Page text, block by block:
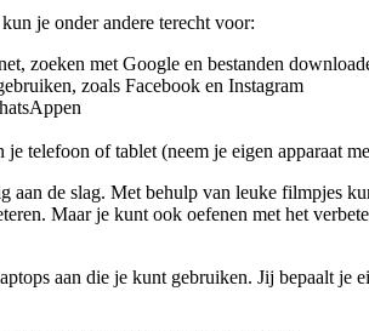
je onder andere terecht voor:
zoeken met Google en bestanden
zoals Facebook en Instagram
je telefoon of tablet (neem je eigen apparaat
aan de slag. Met behulp van leuke filmpjes
Maar je kunt ook oefenen met het
aan die je kunt gebruiken. Jij bepaalt je